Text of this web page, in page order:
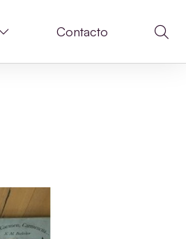
Contacto